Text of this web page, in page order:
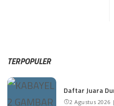
TERPOPULER
Daftar Juara
2 Agustus 2026